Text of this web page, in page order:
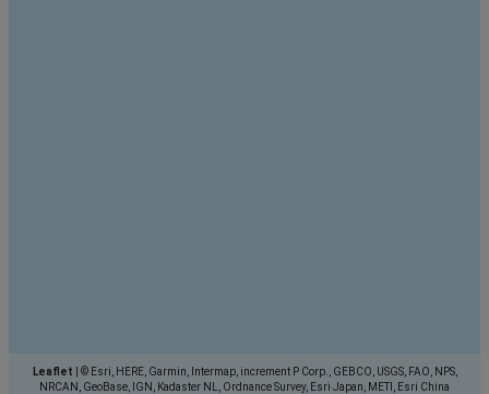
Leaflet
© Esri, HERE, Garmin, Intermap, increment P Corp., GEBCO, USGS, FAO, NPS,
NRCAN, GeoBase, IGN, Kadaster NL, Ordnance Survey, Esri Japan, METI, Esri China